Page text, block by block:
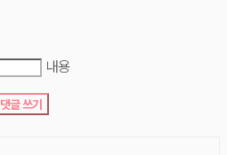
내용
댓글 쓰기